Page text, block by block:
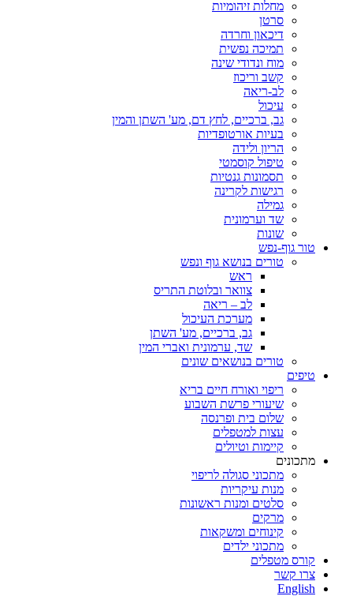
מחלות זיהומיות
סרטן
דיכאון וחרדה
תמיכה נפשית
מוח ונדודי שינה
קשב וריכוז
לב-ריאה
עיכול
גב, ברכיים, לחץ דם, מע' השתן והמין
בעיות אורטופדיות
הריון ולידה
טיפול קוסמטי
תסמונות גנטיות
רגישות לקרינה
גמילה
שד וערמונית
שונות
טור גוף-נפש
טורים בנושא גוף ונפש
ראש
צוואר ובלוטת התריס
לב – ריאה
מערכת העיכול
גב, ברכיים, מע' השתן
שד, ערמונית ואברי המין
טורים בנושאים שונים
טיפים
ריפוי ואורח חיים בריא
שיעורי פרשת השבוע
שלום בית ופרנסה
עצות למטפלים
קיימות וטיולים
מתכונים
מתכוני סגולה לריפוי
מנות עיקריות
סלטים ומנות ראשונות
מרקים
קינוחים ומשקאות
מתכוני ילדים
קורס מטפלים
צרו קשר
English